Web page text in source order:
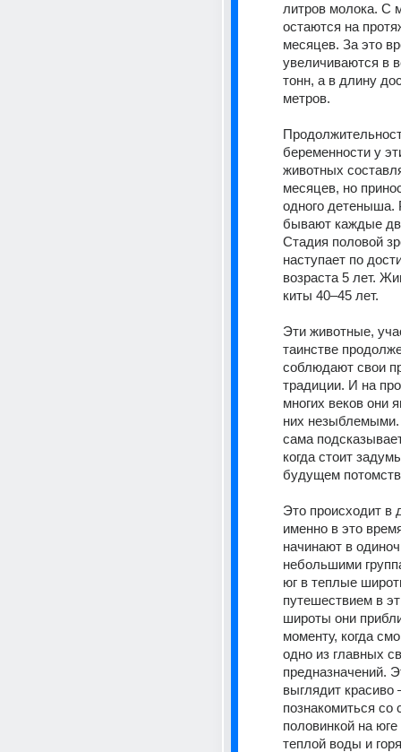
литров молока. С
остаются на
месяцев. За это
увеличиваются в
тонн, а в длину
метров.
беременности у
животных
месяцев, но
одного детеныша.
бывают каждые
Стадия половой
наступает по
возраста 5 лет.
киты 40–45 лет.
Эти животные,
таинстве
соблюдают свои
традиции. И на
многих веков они
них
сама
когда стоит
будущем
Это происходит в
именно в это
начинают в
небольшими
юг в теплые
путешествием в
широты они
моменту, когда
одно из главных
предназначений.
выглядит
познакомиться со
половинкой на
теплой воды и